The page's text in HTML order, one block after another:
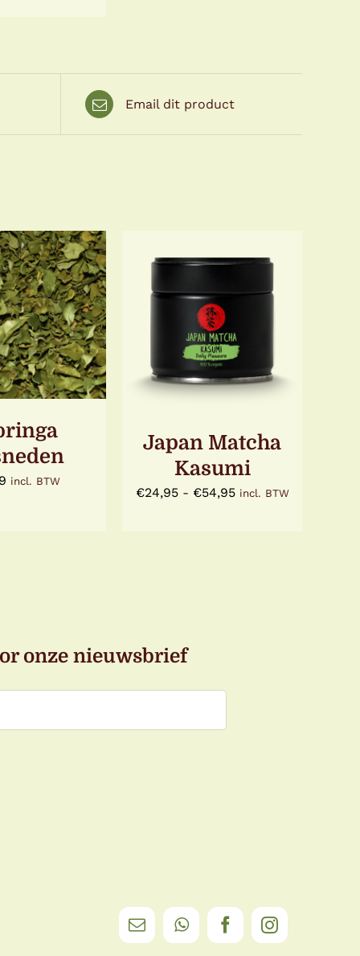
Email dit product
AAN
/
incl. BTW
OPTIES SELECTEREN
DIT
PRODUCT
HEEFT
MEERDERE
VARIATIES.
KAN
GEKOZEN
WORDEN
DE
DETAILS
Japan Matcha
Kasumi
€24,95 - €54,95Prijsklasse:
incl. BTW
onze nieuwsbrief
E-
mail
WhatsAppFacebookInstagram